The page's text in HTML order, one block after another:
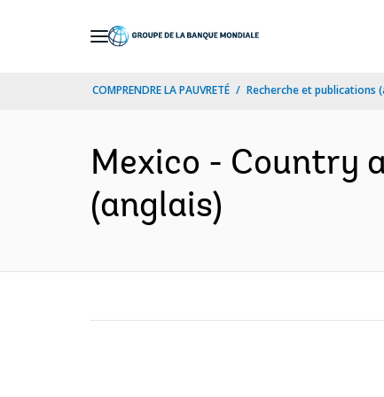
COMPRENDRE LA PAUVRETÉ Recherche et publications
Mexico - Country
(anglais)